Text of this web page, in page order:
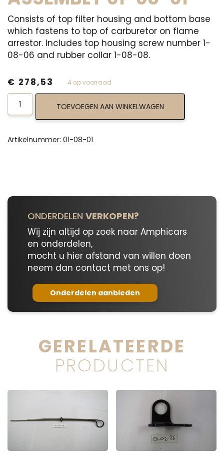
Consists of top filter housing and bottom base
which fastens to top of carburetor on flame
arrestor. Includes top housing screw number 1-
08-06 and rubber collar 1-08-08.
4 op voorraad
€ 278,53
Air
Cleaner
Housing
01-
TOEVOEGEN AAN WINKELWAGEN
Artikelnummer: 01-08-01
ONDERDELEN VERKOPEN?
Wij zijn altijd op zoek naar Amphicars
en onderdelen,
mocht u hier afstand van willen doen
neem dan contact met ons op!
Onderdelen aanbieden
GERELATEERDE
PRODUCTEN